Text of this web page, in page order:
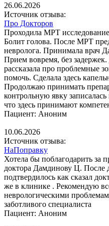
26.06.2026
Источник отзыва:
Про Докторов
Проходила МРТ
Болит голова. После МРТ
невролога. Принимала врач
Прием вовремя, без
рассказала про проблемные
помочь. Сделала здесь
Продолжаю принимать
контрольную явку
что здесь принимают
Пациент: Аноним
10.06.2026
Источник отзыва:
НаПоправку
Хотела бы поблагодарить за
доктора Дамдинову Ц. После
подтвердилось как сказал
же в клинике . Рекомендую
неврологическими
заботливого специалиста
Пациент: Аноним